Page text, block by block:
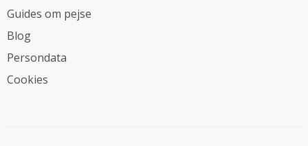
Guides om pejse
Blog
Persondata
Cookies